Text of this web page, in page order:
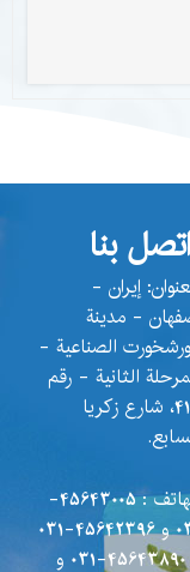
اتصل بنا
إيران -
- مدينة
الصناعية -
الثانية - رقم
415، شارع زكريا
:
45643005-
و45642396-031
45643890-031 و